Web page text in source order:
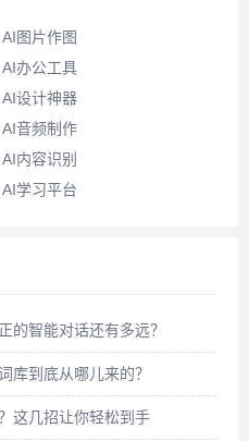
AI图片作图
AI办公工具
AI设计神器
AI音频制作
AI内容识别
AI学习平台
的智能对话还有多远？
库到底从哪儿来的？
这几招让你轻松到手